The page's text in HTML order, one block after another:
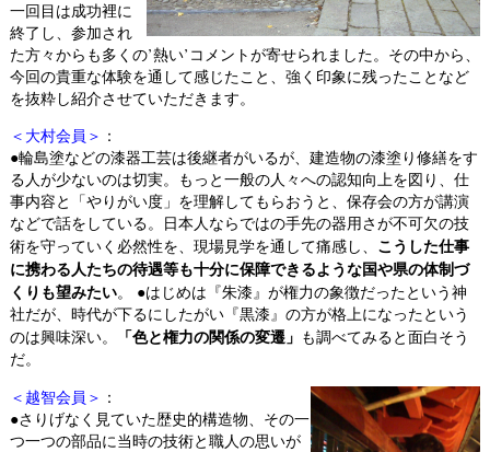
一回目は成功裡に
終了し、参加され
た方々からも多くの’熱い’コメントが寄せられました。その中から、
今回の貴重な体験を通して感じたこと、強く印象に残ったことなど
を抜粋し紹介させていただきます。
＜大村会員＞ ：
●輪島塗などの漆器工芸は後継者がいるが、建造物の漆塗り修繕をす
る人が少ないのは切実。もっと一般の人々への認知向上を図り、仕
事内容と「やりがい度」を理解してもらおうと、保存会の方が講演
などで話をしている。日本人ならではの手先の器用さが不可欠の技
術を守っていく必然性を、現場見学を通して痛感し、 こうした仕事
に携わる人たちの待遇等も十分に保障できるような国や県の体制づ
くりも望みたい。 ●はじめは『朱漆』が権力の象徴だったという神
社だが、時代が下るにしたがい『黒漆』の方が格上になったという
のは興味深い。
「色と権力の関係の変遷」 も調べてみると面白そう
だ。
＜越智会員＞ ：
●さりげなく見ていた歴史的構造物、その一
つ一つの部品に当時の技術と職人の思いが